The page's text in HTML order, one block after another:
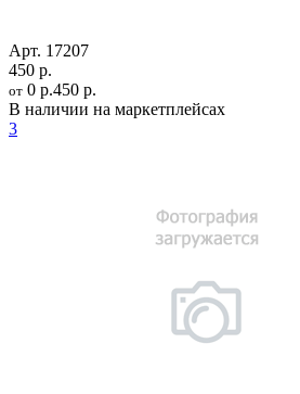
Арт. 17207
450 р.
от 0 р.450 р.
В наличии на маркетплейсах
3